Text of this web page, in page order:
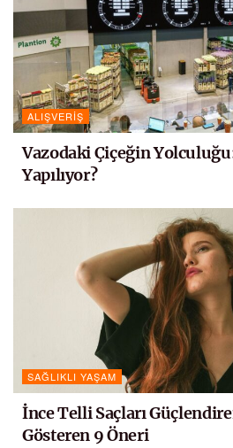
ALIŞVERIŞ
Vazodaki Çiçeğin
Yapılıyor?
SAĞLIKLI YAŞAM
İnce Telli Saçları
Gösteren 9 Öneri